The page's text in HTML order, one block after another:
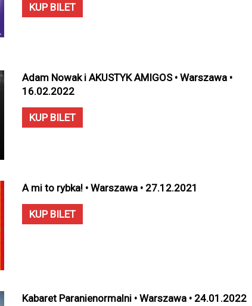
KUP BILET
Adam Nowak i AKUSTYK AMIGOS • Warszawa •
16.02.2022
KUP BILET
A mi to rybka! • Warszawa • 27.12.2021
KUP BILET
Kabaret Paranienormalni • Warszawa • 24.01.2022